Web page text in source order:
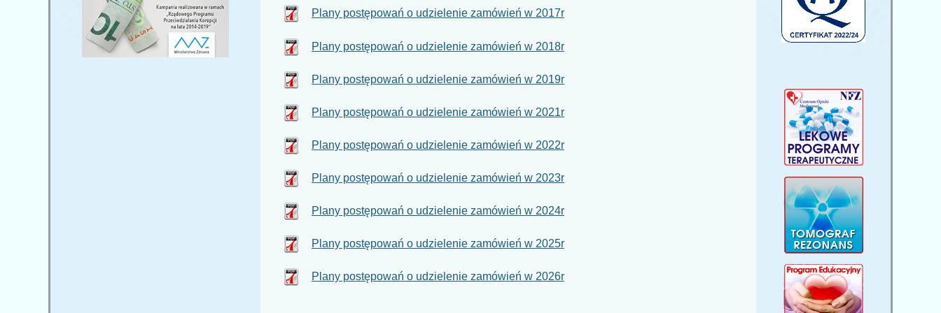
Plany postępowań o udzielenie zamówień w 2017r
Plany postępowań o udzielenie zamówień w 2018r
Plany postępowań o udzielenie zamówień w 2019r
Plany postępowań o udzielenie zamówień w 2021r
Plany postępowań o udzielenie zamówień w 2022r
Plany postępowań o udzielenie zamówień w 2023r
Plany postępowań o udzielenie zamówień w 2024r
Plany postępowań o udzielenie zamówień w 2025r
Plany postępowań o udzielenie zamówień w 2026r